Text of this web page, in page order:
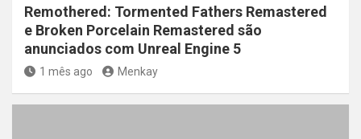
Remothered: Tormented Fathers Remastered
e Broken Porcelain Remastered são
anunciados com Unreal Engine 5
1 mês ago Menkay